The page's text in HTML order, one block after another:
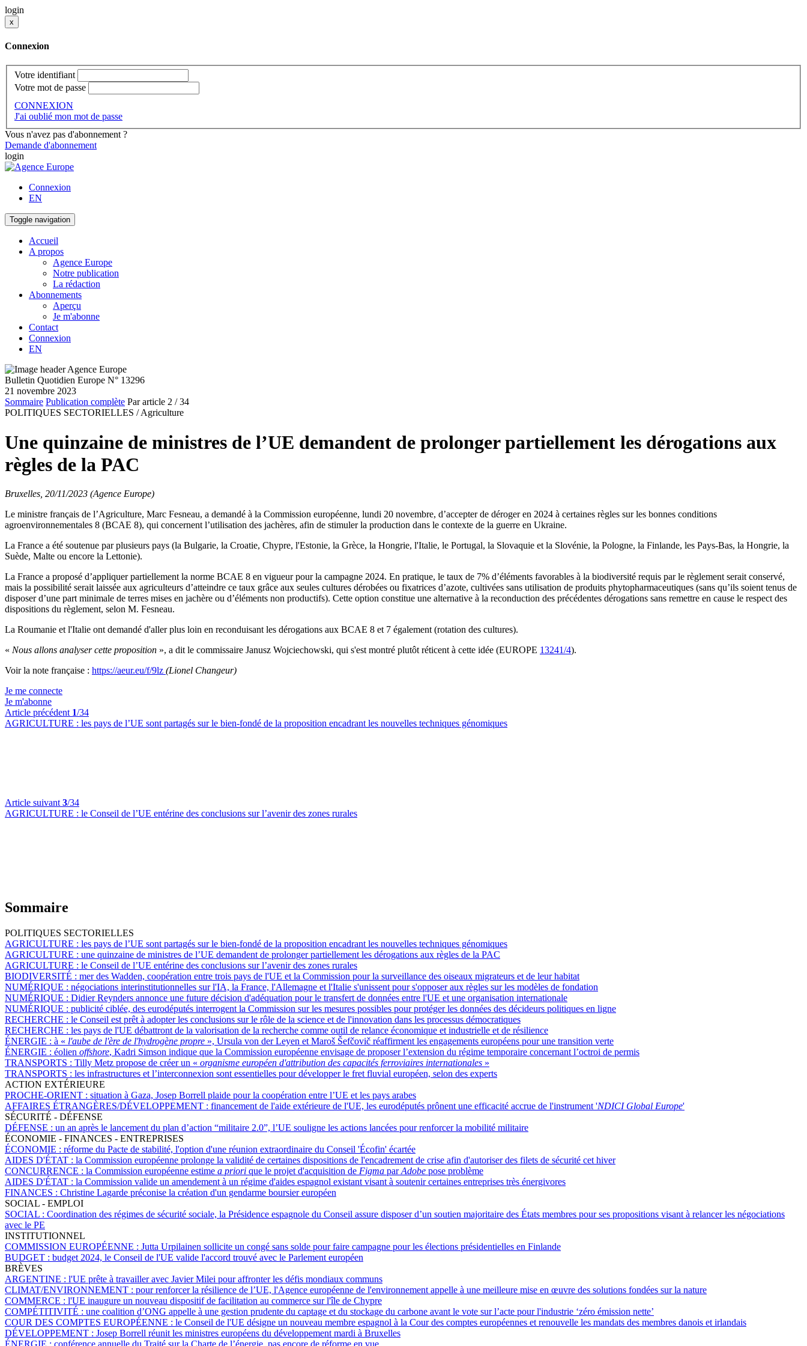
login
x
Connexion
Votre identifiant
Votre mot de passe
CONNEXION
J'ai oublié mon mot de passe
Vous n'avez pas d'abonnement ?
Demande d'abonnement
login
Connexion
EN
Toggle navigation
Accueil
A propos
Agence Europe
Notre publication
La rédaction
Abonnements
Aperçu
Je m'abonne
Contact
Connexion
EN
Bulletin Quotidien Europe N° 13296
21 novembre 2023
Sommaire Publication complète Par article 2 / 34
POLITIQUES SECTORIELLES / Agriculture
Une quinzaine de ministres de l’UE demandent de prolonger partiellement les dérogations aux
règles de la PAC
Bruxelles, 20/11/2023 (Agence Europe)
Le ministre français de l’Agriculture, Marc Fesneau, a demandé à la Commission européenne, lundi 20 novembre, d’accepter de déroger en 2024 à certaines règles sur les bonnes conditions
agroenvironnementales 8 (BCAE 8), qui concernent l’utilisation des jachères, afin de stimuler la production dans le contexte de la guerre en Ukraine.
La France a été soutenue par plusieurs pays (la Bulgarie, la Croatie, Chypre, l'Estonie, la Grèce, la Hongrie, l'Italie, le Portugal, la Slovaquie et la Slovénie, la Pologne, la Finlande, les Pays-Bas, la Hongrie, la
Suède, Malte ou encore la Lettonie).
La France a proposé d’appliquer partiellement la norme BCAE 8 en vigueur pour la campagne 2024. En pratique, le taux de 7% d’éléments favorables à la biodiversité requis par le règlement serait conservé,
mais la possibilité serait laissée aux agriculteurs d’atteindre ce taux grâce aux seules cultures dérobées ou fixatrices d’azote, cultivées sans utilisation de produits phytopharmaceutiques (sans qu’ils soient tenus de
disposer d’une part minimale de terres mises en jachère ou d’éléments non productifs). Cette option constitue une alternative à la reconduction des précédentes dérogations sans remettre en cause le respect des
dispositions du règlement, selon M. Fesneau.
La Roumanie et l'Italie ont demandé d'aller plus loin en reconduisant les dérogations aux BCAE 8 et 7 également (rotation des cultures).
« Nous allons analyser cette proposition », a dit le commissaire Janusz Wojciechowski, qui s'est montré plutôt réticent à cette idée (EUROPE 13241/4).
Voir la note française : https://aeur.eu/f/9lz (Lionel Changeur)
Je me connecte
Je m'abonne
Article précédent 1/34
AGRICULTURE : les pays de l’UE sont partagés sur le bien-fondé de la proposition encadrant les nouvelles techniques génomiques
Article suivant 3/34
AGRICULTURE : le Conseil de l’UE entérine des conclusions sur l’avenir des zones rurales
Sommaire
POLITIQUES SECTORIELLES
AGRICULTURE : les pays de l’UE sont partagés sur le bien-fondé de la proposition encadrant les nouvelles techniques génomiques
AGRICULTURE : une quinzaine de ministres de l’UE demandent de prolonger partiellement les dérogations aux règles de la PAC
AGRICULTURE : le Conseil de l’UE entérine des conclusions sur l’avenir des zones rurales
BIODIVERSITÉ : mer des Wadden, coopération entre trois pays de l'UE et la Commission pour la surveillance des oiseaux migrateurs et de leur habitat
NUMÉRIQUE : négociations interinstitutionnelles sur l'IA, la France, l'Allemagne et l'Italie s'unissent pour s'opposer aux règles sur les modèles de fondation
NUMÉRIQUE : Didier Reynders annonce une future décision d'adéquation pour le transfert de données entre l'UE et une organisation internationale
NUMÉRIQUE : publicité ciblée, des eurodéputés interrogent la Commission sur les mesures possibles pour protéger les données des décideurs politiques en ligne
RECHERCHE : le Conseil est prêt à adopter les conclusions sur le rôle de la science et de l'innovation dans les processus démocratiques
RECHERCHE : les pays de l'UE débattront de la valorisation de la recherche comme outil de relance économique et industrielle et de résilience
ÉNERGIE : à « l'aube de l'ère de l'hydrogène propre », Ursula von der Leyen et Maroš Šefčovič réaffirment les engagements européens pour une transition verte
ÉNERGIE : éolien offshore, Kadri Simson indique que la Commission européenne envisage de proposer l’extension du régime temporaire concernant l’octroi de permis
TRANSPORTS : Tilly Metz propose de créer un « organisme européen d'attribution des capacités ferroviaires internationales »
TRANSPORTS : les infrastructures et l’interconnexion sont essentielles pour développer le fret fluvial européen, selon des experts
ACTION EXTÉRIEURE
PROCHE-ORIENT : situation à Gaza, Josep Borrell plaide pour la coopération entre l’UE et les pays arabes
AFFAIRES ÉTRANGÈRES/DÉVELOPPEMENT : financement de l'aide extérieure de l'UE, les eurodéputés prônent une efficacité accrue de l'instrument 'NDICI Global Europe'
SÉCURITÉ - DÉFENSE
DÉFENSE : un an après le lancement du plan d’action “militaire 2.0”, l’UE souligne les actions lancées pour renforcer la mobilité militaire
ÉCONOMIE - FINANCES - ENTREPRISES
ÉCONOMIE : réforme du Pacte de stabilité, l'option d'une réunion extraordinaire du Conseil 'Écofin' écartée
AIDES D'ÉTAT : la Commission européenne prolonge la validité de certaines dispositions de l'encadrement de crise afin d'autoriser des filets de sécurité cet hiver
CONCURRENCE : la Commission européenne estime a priori que le projet d'acquisition de Figma parAdobe pose problème
AIDES D'ÉTAT : la Commission valide un amendement à un régime d'aides espagnol existant visant à soutenir certaines entreprises très énergivores
FINANCES : Christine Lagarde préconise la création d'un gendarme boursier européen
SOCIAL - EMPLOI
SOCIAL : Coordination des régimes de sécurité sociale, la Présidence espagnole du Conseil assure disposer d’un soutien majoritaire des États membres pour ses propositions visant à relancer les négociations
avec le PE
INSTITUTIONNEL
COMMISSION EUROPÉENNE : Jutta Urpilainen sollicite un congé sans solde pour faire campagne pour les élections présidentielles en Finlande
BUDGET : budget 2024, le Conseil de l'UE valide l'accord trouvé avec le Parlement européen
BRÈVES
ARGENTINE : l'UE prête à travailler avec Javier Milei pour affronter les défis mondiaux communs
CLIMAT/ENVIRONNEMENT : pour renforcer la résilience de l’UE, l'Agence européenne de l'environnement appelle à une meilleure mise en œuvre des solutions fondées sur la nature
COMMERCE : l'UE inaugure un nouveau dispositif de facilitation au commerce sur l'île de Chypre
COMPÉTITIVITÉ : une coalition d’ONG appelle à une gestion prudente du captage et du stockage du carbone avant le vote sur l’acte pour l'industrie ‘zéro émission nette’
COUR DES COMPTES EUROPÉENNE : le Conseil de l'UE désigne un nouveau membre espagnol à la Cour des comptes européennes et renouvelle les mandats des membres danois et irlandais
DÉVELOPPEMENT : Josep Borrell réunit les ministres européens du développement mardi à Bruxelles
ÉNERGIE : conférence annuelle du Traité sur la Charte de l’énergie, pas encore de réforme en vue